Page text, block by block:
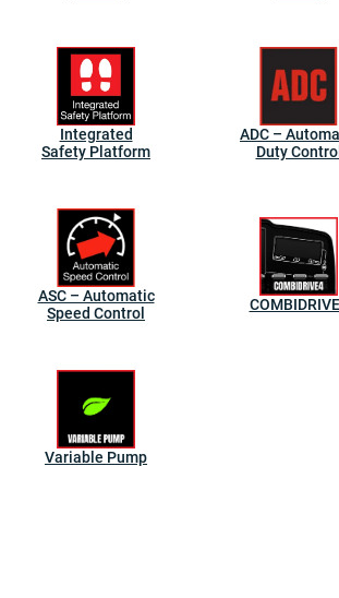
Integrated
Safety Platform
ADC –
Duty Control
ASC – Automatic
Speed Control
Variable Pump